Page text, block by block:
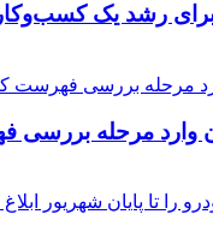
وارد مرحله بررسی